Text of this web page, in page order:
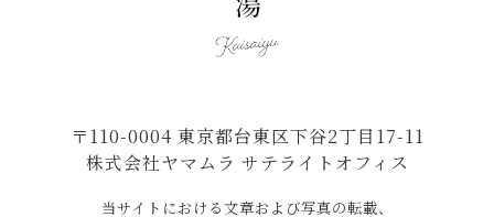
〒110-0004 東京都台東区下谷2丁目17-11
株式会社ヤマムラ サテライトオフィス
当サイトにおける文章および写真の転載、